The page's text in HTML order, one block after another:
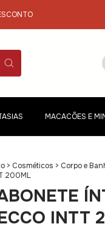
MACACÕES E
> Cosméticos > Corpo e
200ML
INTT